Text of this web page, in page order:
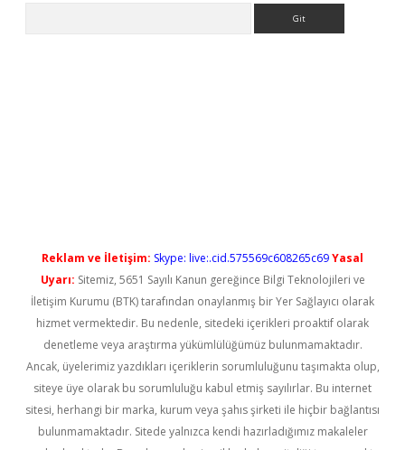
Reklam ve İletişim: Skype: live:.cid.575569c608265c69Yasal
Uyarı: Sitemiz, 5651 Sayılı Kanun gereğince Bilgi Teknolojileri ve
İletişim Kurumu (BTK) tarafından onaylanmış bir Yer Sağlayıcı olarak
hizmet vermektedir. Bu nedenle, sitedeki içerikleri proaktif olarak
denetleme veya araştırma yükümlülüğümüz bulunmamaktadır.
Ancak, üyelerimiz yazdıkları içeriklerin sorumluluğunu taşımakta olup,
siteye üye olarak bu sorumluluğu kabul etmiş sayılırlar. Bu internet
sitesi, herhangi bir marka, kurum veya şahıs şirketi ile hiçbir bağlantısı
bulunmamaktadır. Sitede yalnızca kendi hazırladığımız makaleler